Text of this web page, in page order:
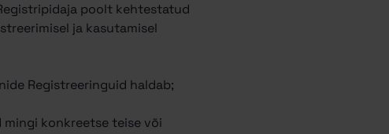
poolt kehtestatud
ja kasutamisel
Registreeringuid haldab;
mingi konkreetse teise või